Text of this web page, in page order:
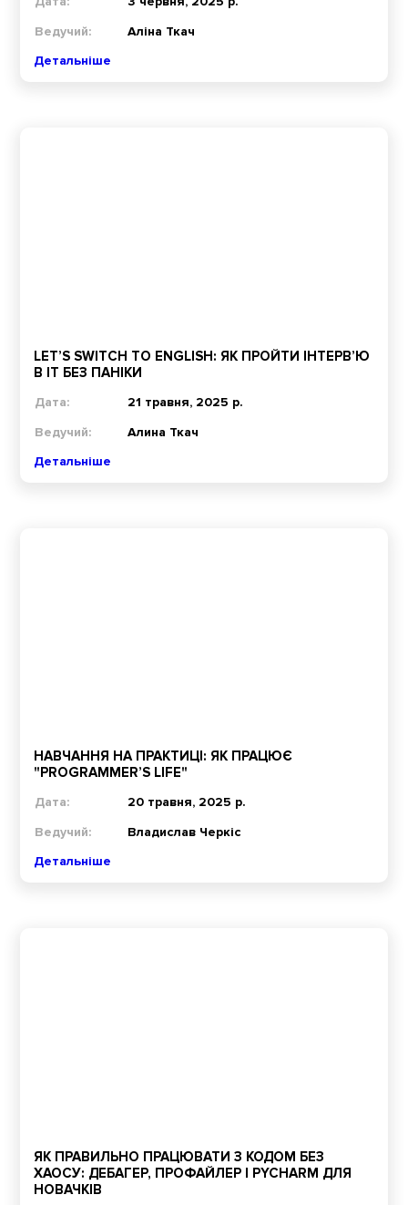
Ведучий:
Аліна Ткач
Детальніше
LET’S SWITCH TO ENGLISH: ЯК ПРОЙТИ ІНТЕРВ’Ю
В ІТ БЕЗ ПАНІКИ
Дата:
21 травня, 2025 р.
Ведучий:
Алина Ткач
Детальніше
НАВЧАННЯ НА ПРАКТИЦІ: ЯК ПРАЦЮЄ
"PROGRAMMER’S LIFE"
Дата:
20 травня, 2025 р.
Ведучий:
Владислав Черкіс
Детальніше
ЯК ПРАВИЛЬНО ПРАЦЮВАТИ З КОДОМ БЕЗ
ХАОСУ: ДЕБАГЕР, ПРОФАЙЛЕР І PYCHARM ДЛЯ
НОВАЧКІВ